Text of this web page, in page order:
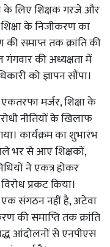
के लिए शिक्षक गरजे और
के निजीकरण का
की समाप्त तक क्रांति की
की अध्यक्षता में
को ज्ञापन सौंपा।
मर्जर, शिक्षा के
नीतियों के खिलाफ
कार्यक्रम का शुभारंभ
भर से आए शिक्षकों,
ने एकत्र होकर
प्रकट किया।
संगठन नहीं है, अटेवा
की समाप्ति तक क्रांति
आंदोलनों से एनपीएस